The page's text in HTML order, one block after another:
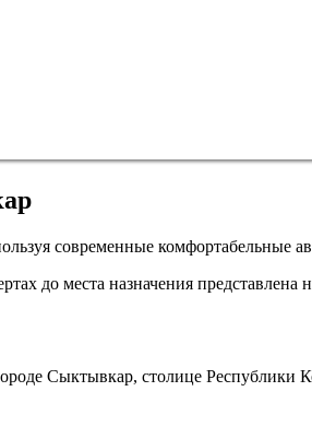
современные комфортабельные
до места назначения представлена
Сыктывкар, столице Республики